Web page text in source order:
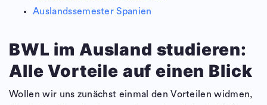
Auslandssemester Spanien
BWL im Ausland studieren:
Alle Vorteile auf einen Blick
Wollen wir uns zunächst einmal den Vorteilen widmen,